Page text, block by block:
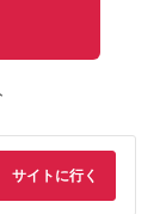
サイトに行く